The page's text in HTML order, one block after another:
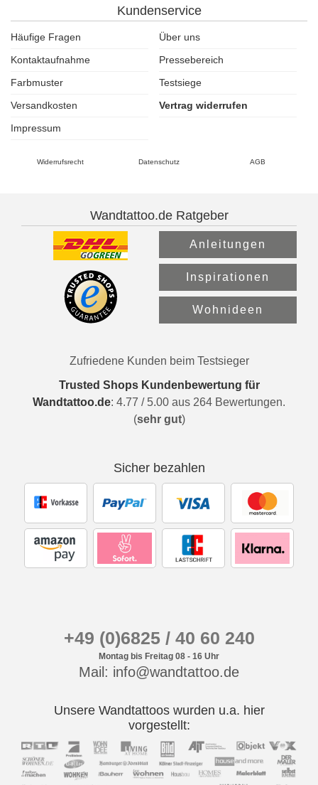
Kundenservice
Häufige Fragen
Über uns
Kontaktaufnahme
Pressebereich
Farbmuster
Testsiege
Versandkosten
Vertrag widerrufen
Impressum
Widerrufsrecht Datenschutz AGB
Wandtattoo.de Ratgeber
Anleitungen
Inspirationen
Wohnideen
Zufriedene Kunden beim Testsieger
Trusted Shops Kundenbewertung für
Wandtattoo.de: 4.77 / 5.00 aus 264 Bewertungen.
(sehr gut)
Sicher bezahlen
+49 (0)6825 / 40 60 240
Montag bis Freitag 08 - 16 Uhr
Mail: info@wandtattoo.de
Unsere Wandtattoos wurden u.a. hier
vorgestellt: